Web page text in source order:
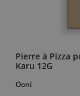
Pierre à Pizza
Karu 12G
Ooni